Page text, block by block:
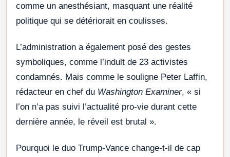
comme un anesthésiant, masquant une réalité
politique qui se détériorait en coulisses.
L’administration a également posé des gestes
symboliques, comme l’indult de 23 activistes
condamnés. Mais comme le souligne Peter Laffin,
rédacteur en chef du Washington Examiner, « si
l’on n’a pas suivi l’actualité pro-vie durant cette
dernière année, le réveil est brutal ».
Pourquoi le duo Trump-Vance change-t-il de cap